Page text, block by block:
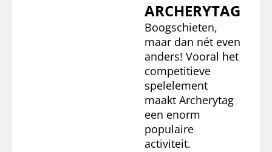
ARCHERYTAG
Boogschieten,
maar dan nét even
anders! Vooral het
competitieve
spelelement
maakt Archerytag
een enorm
populaire
activiteit.